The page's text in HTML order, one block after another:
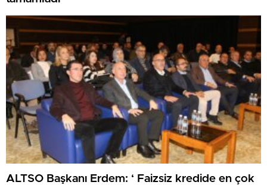
ALTSO Başkanı Erdem: ‘ Faizsiz kredide en çok